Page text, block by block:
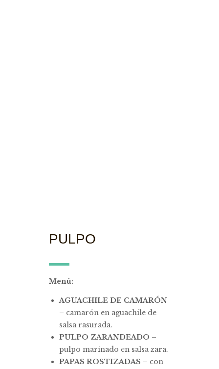
PULPO
Menú:
AGUACHILE DE CAMARÓN
– camarón en aguachile de
salsa rasurada.
PULPO ZARANDEADO –
pulpo marinado en salsa zara.
PAPAS ROSTIZADAS – con